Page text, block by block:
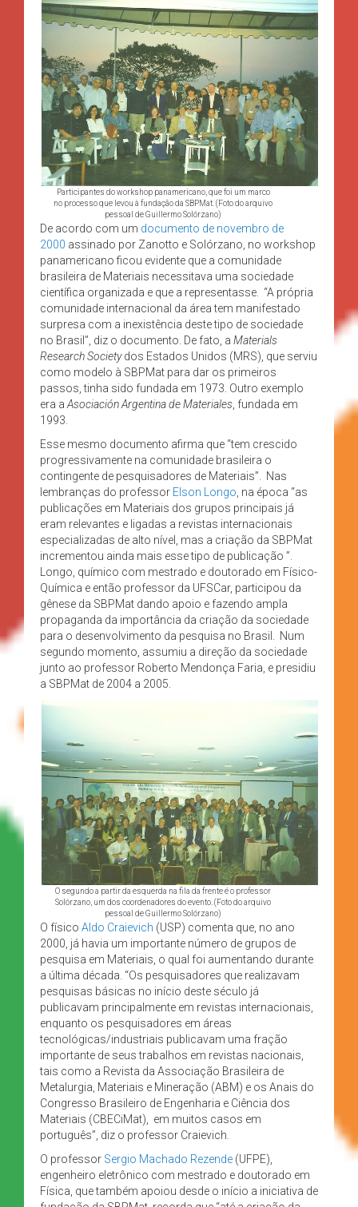
Participantes do workshop panamericano, que foi um marco
no processo que levou à fundação da SBPMat. (Foto do arquivo
pessoal de Guillermo Solórzano)
De acordo com um documento de novembro de
2000 assinado por Zanotto e Solórzano, no workshop
panamericano ficou evidente que a comunidade
brasileira de Materiais necessitava uma sociedade
científica organizada e que a representasse. “A própria
comunidade internacional da área tem manifestado
surpresa com a inexistência deste tipo de sociedade
no Brasil”, diz o documento. De fato, a Materials
Research Societydos Estados Unidos (MRS), que serviu
como modelo à SBPMat para dar os primeiros
passos, tinha sido fundada em 1973. Outro exemplo
era a Asociación Argentina de Materiales , fundada em
1993.
Esse mesmo documento afirma que “tem crescido
progressivamente na comunidade brasileira o
contingente de pesquisadores de Materiais”. Nas
lembranças do professor Elson Longo , na época “as
publicações em Materiais dos grupos principais já
eram relevantes e ligadas a revistas internacionais
especializadas de alto nível, mas a criação da SBPMat
incrementou ainda mais esse tipo de publicação ”.
Longo, químico com mestrado e doutorado em Físico-
Química e então professor da UFSCar, participou da
gênese da SBPMat dando apoio e fazendo ampla
propaganda da importância da criação da sociedade
para o desenvolvimento da pesquisa no Brasil. Num
segundo momento, assumiu a direção da sociedade
junto ao professor Roberto Mendonça Faria, e presidiu
a SBPMat de 2004 a 2005.
O segundo a partir da esquerda na fila da frente é o professor
Solórzano, um dos coordenadores do evento. (Foto do arquivo
pessoal de Guillermo Solórzano)
O físico Aldo Craievich (USP) comenta que, no ano
2000, já havia um importante número de grupos de
pesquisa em Materiais, o qual foi aumentando durante
a última década. “Os pesquisadores que realizavam
pesquisas básicas no início deste século já
publicavam principalmente em revistas internacionais,
enquanto os pesquisadores em áreas
tecnológicas/industriais publicavam uma fração
importante de seus trabalhos em revistas nacionais,
tais como a Revista da Associação Brasileira de
Metalurgia, Materiais e Mineração (ABM) e os Anais do
Congresso Brasileiro de Engenharia e Ciência dos
Materiais (CBECiMat), em muitos casos em
português”, diz o professor Craievich.
O professor Sergio Machado Rezende (UFPE),
engenheiro eletrônico com mestrado e doutorado em
Física, que também apoiou desde o início a iniciativa de